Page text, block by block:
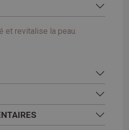
et revitalise la peau.